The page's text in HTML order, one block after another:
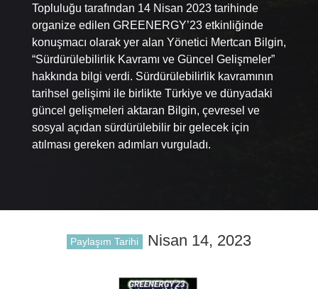
Topluluğu tarafından 14 Nisan 2023 tarihinde
organize edilen GREENERGY’23 etkinliğinde
konuşmacı olarak yer alan Yönetici Mertcan Bilgin,
“Sürdürülebilirlik Kavramı ve Güncel Gelişmeler”
hakkında bilgi verdi. Sürdürülebilirlik kavramının
tarihsel gelişimi ile birlikte Türkiye ve dünyadaki
güncel gelişmeleri aktaran Bilgin, çevresel ve
sosyal açıdan sürdürülebilir bir gelecek için
atılması gereken adımları vurguladı.
Paylaşım Tarihi Nisan 14, 2023